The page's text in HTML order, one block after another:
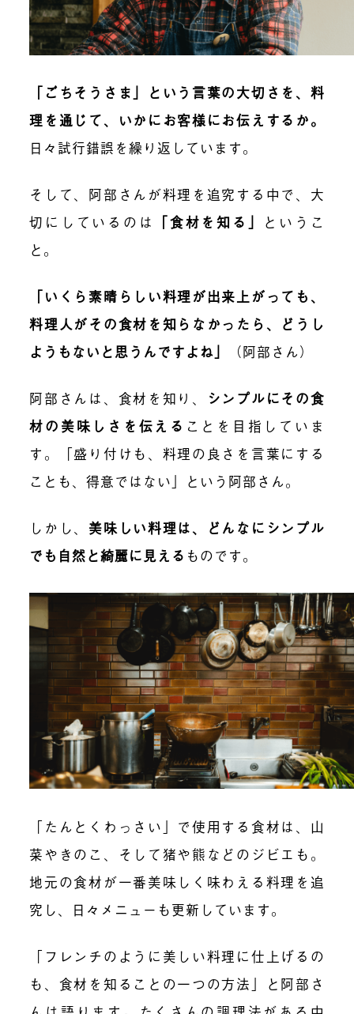
「ごちそうさま」という言葉の大切さを、料
理を通じて、いかにお客様にお伝えするか。
日々試行錯誤を繰り返しています。
そして、阿部さんが料理を追究する中で、大
切にしているのは 「食材を知る」 というこ
と。
「いくら素晴らしい料理が出来上がっても、
料理人がその食材を知らなかったら、どうし
ようもないと思うんですよね」
（阿部さん）
阿部さんは、食材を知り、
シンプルにその食
材の美味しさを伝える ことを目指していま
す。「盛り付けも、料理の良さを言葉にする
ことも、得意ではない」という阿部さん。
しかし、 美味しい料理は、どんなにシンプル
でも自然と綺麗に見える ものです。
「たんとくわっさい」で使用する食材は、山
菜やきのこ、そして猪や熊などのジビエも。
地元の食材が一番美味しく味わえる料理を追
究し、日々メニューも更新しています。
「フレンチのように美しい料理に仕上げるの
も、食材を知ることの一つの方法」と阿部さ